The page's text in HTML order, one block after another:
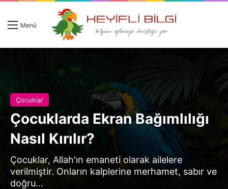
Menü
Çocuklar
Çocuklarda Ekran Bağımlılığı
Nasıl Kırılır?
Çocuklar, Allah'ın emaneti olarak ailelere
verilmiştir. Onların kalplerine merhamet, sabır ve
doğru...